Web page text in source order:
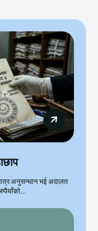
अनुसन्धान भई अदालत
रुपैयाँको...